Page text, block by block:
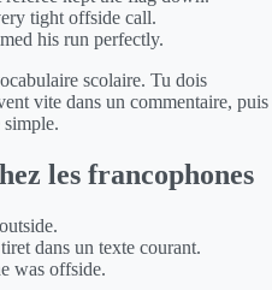
tight offside call.
his run perfectly.
scolaire. Tu dois
vite dans un commentaire, puis
simple.
les francophones
dans un texte courant.
was offside.